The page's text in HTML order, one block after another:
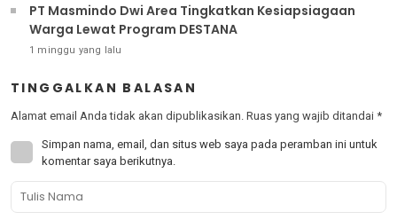
PT Masmindo Dwi Area Tingkatkan Kesiapsiagaan
Warga Lewat Program DESTANA
1 minggu yang lalu
TINGGALKAN BALASAN
Alamat email Anda tidak akan dipublikasikan. Ruas yang wajib ditandai *
Simpan nama, email, dan situs web saya pada peramban ini untuk
komentar saya berikutnya.